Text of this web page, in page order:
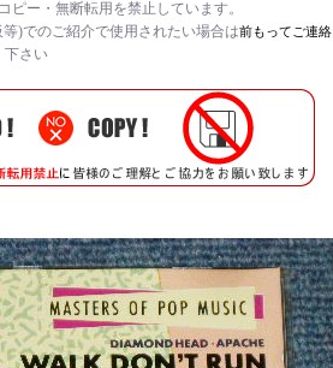
ピー・無断転用を禁止 しています。
)でのご紹介で使用されたい場合は前もってご連絡
下さい